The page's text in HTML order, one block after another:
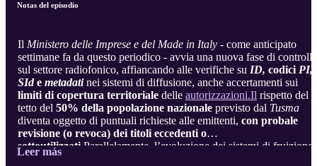
Notas del episodio
Il Ministero delle Imprese e del Made in Italy - come anticipato
settimane fa da questo periodico - avvia una nuova fase di controlli
sul settore radiofonico, affiancando alle verifiche su ID, codici PI,
SIde metadatinei sistemi di diffusione, anche accertamenti sui
limiti di copertura territoriale delle autorizzazioni.Il rispetto del
tetto del 50% della popolazione nazionale previsto dal Tusma
diventa oggetto di puntuali richieste alle emittenti, con probale
revisione (o revoca) dei titoli eccedenti o
sottoutilizzati. Parallelamente, l’evoluzione dei sistemi di fruizione
soprattutto
Leer más